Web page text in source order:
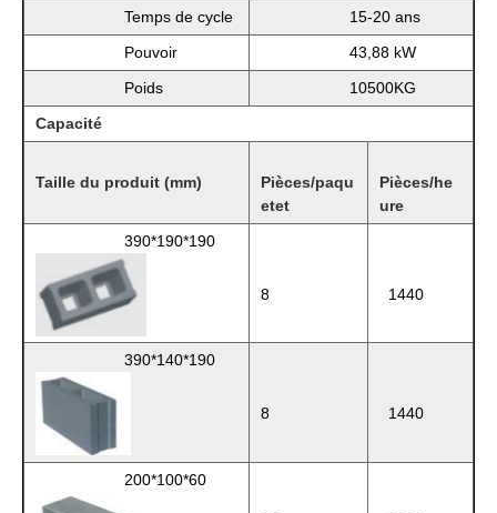
Temps de cycle
15-20 ans
Pouvoir
43,88 kW
Poids
10500KG
Capacité
Taille du produit (mm)
Pièces/paqu
etet
Pièces/he
ure
390*190*190
8 1440
390*140*190
8 1440
200*100*60